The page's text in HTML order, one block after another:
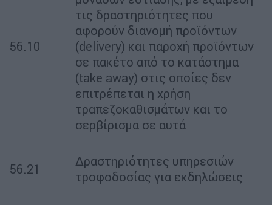
56.10
τις δραστηριότητες που
αφορούν διανομή προϊόντων
(delivery) και παροχή προϊόντων
σε πακέτο από το κατάστημα
(take away) στις οποίες δεν
επιτρέπεται η χρήση
τραπεζοκαθισμάτων και το
σερβίρισμα σε αυτά
56.21
Δραστηριότητες υπηρεσιών
τροφοδοσίας για εκδηλώσεις